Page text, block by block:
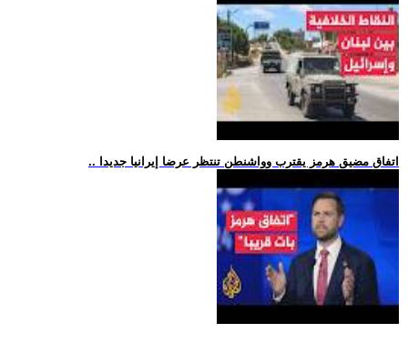
.. اتفاق مضيق هرمز يقترب وواشنطن تنتظر عرضا إيرانيا جديدا